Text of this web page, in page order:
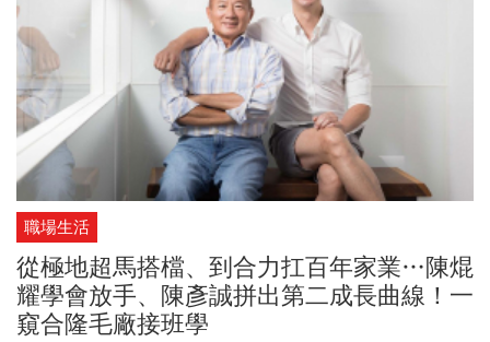
職場生活
從極地超馬搭檔、到合力扛百年家業…陳焜
耀學會放手、陳彥誠拼出第二成長曲線！一
窺合隆毛廠接班學